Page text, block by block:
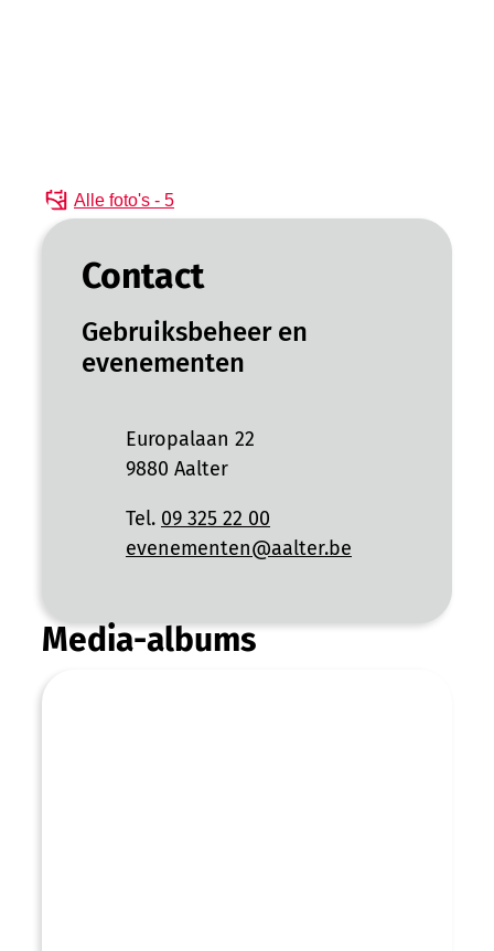
Alle foto's - 5
Contact
Gebruiksbeheer en
evenementen
AdresEuropalaan 22
,9880 Aalter
09 325 22 00
E-mailevenementen@aalter.be
Media-albums